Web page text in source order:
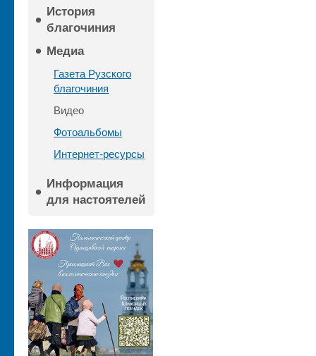
История
благочиния
Медиа
Газета Рузского
благочиния
Видео
Фотоальбомы
Интернет-ресурсы
Информация
для настоятелей